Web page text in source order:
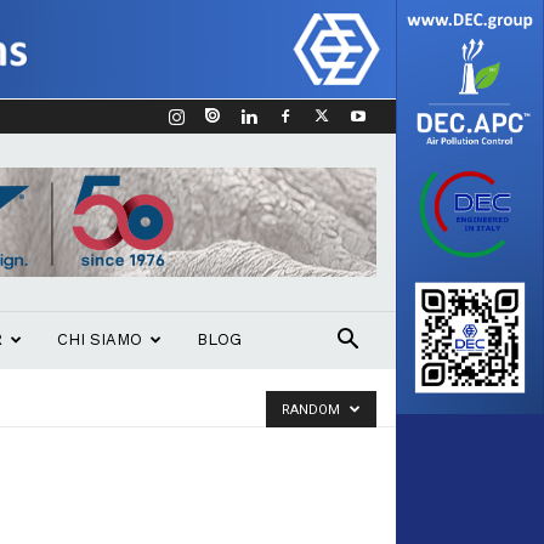
CHI SIAMO BLOG
RANDOM